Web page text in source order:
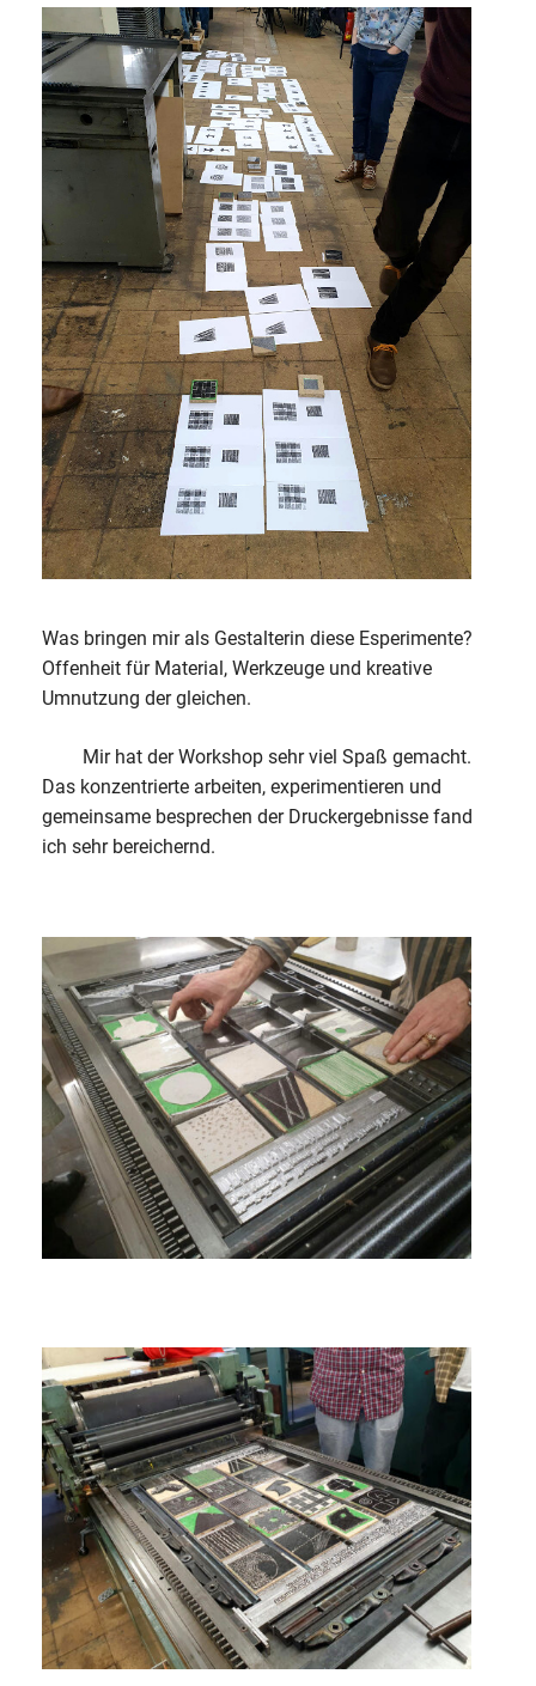
Was bringen mir als Gestalterin diese Esperimente?
Offenheit für Material, Werkzeuge und kreative
Umnutzung der gleichen.
Mir hat der Workshop sehr viel Spaß gemacht.
Das konzentrierte arbeiten, experimentieren und
gemeinsame besprechen der Druckergebnisse fand
ich sehr bereichernd.